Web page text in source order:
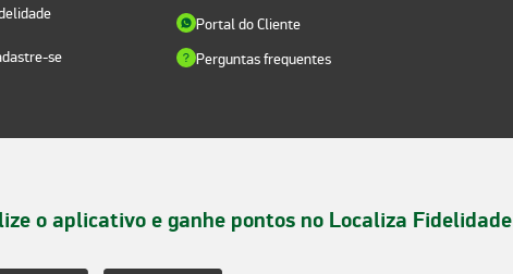
se
Portal do Cliente
Perguntas frequentes
o aplicativo e ganhe pontos no Localiza Fidelidade